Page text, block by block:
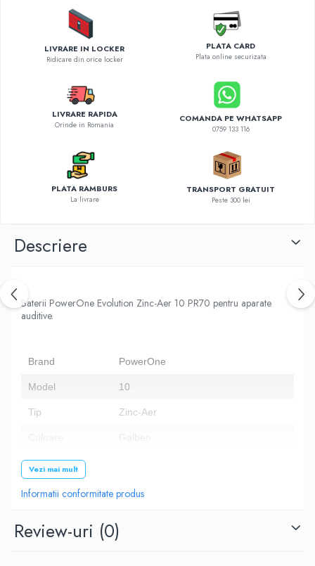
Incarcator masina electrica
Aparate de spalat cu presiune
CompresoareLIVRARE IN LOCKER
Ridicare din orice locker
PLATA CARD
Plata online securizata
LIVRARE RAPIDA
Orinde in Romania
COMANDA PE WHATSAPP
0759 133 116
PLATA RAMBURS
La livrare
TRANSPORT GRATUIT
Peste 300 lei
Descriere
Baterii PowerOne Evolution Zinc-Aer 10 PR70 pentru aparate
auditive.
Brand PowerOne
Model 10
Tip Zinc-Aer
Tensiune
Dimensiune 5.8 x 3.6 mm
Numar baterii
Vezi mai mult
Informatii conformitate produs
Review-uri (0)